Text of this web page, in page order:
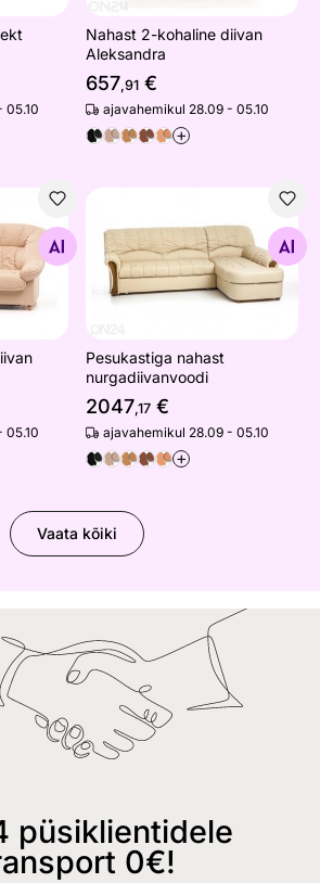
05.10
Nahast 2-kohaline diivan
Aleksandra
657,91 €
ajavahemikul 28.09 - 05.10
+
diivan Aleksandra
05.10
Pesukastiga nahast
Otsi sarnaseid
Pesukastiga nahast
nurgadiivanvoodi
2047,17 €
ajavahemikul 28.09 - 05.10
+
Vaata kõiki
püsiklientidele
0€!